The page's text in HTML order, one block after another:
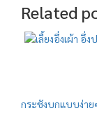
Related
กระชังบกแบบง่า